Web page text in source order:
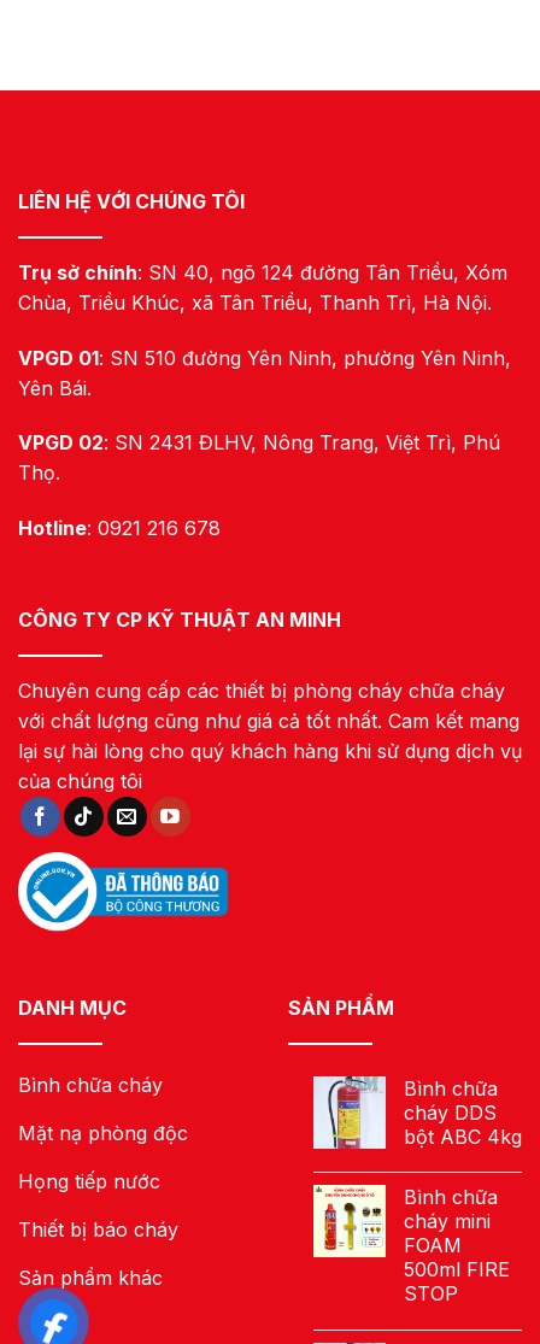
LIÊN HỆ VỚI CHÚNG TÔI
Trụ sở chính: SN 40, ngõ 124 đường Tân Triều, Xóm
Chùa, Triều Khúc, xã Tân Triều, Thanh Trì, Hà Nội.
VPGD 01: SN 510 đường Yên Ninh, phường Yên Ninh,
Yên Bái.
VPGD 02: SN 2431 ĐLHV, Nông Trang, Việt Trì, Phú
Thọ.
Hotline: 0921 216 678
CÔNG TY CP KỸ THUẬT AN MINH
Chuyên cung cấp các thiết bị phòng cháy chữa cháy
với chất lượng cũng như giá cả tốt nhất. Cam kết mang
lại sự hài lòng cho quý khách hàng khi sử dụng dịch vụ
của chúng tôi
DANH MỤC
Bình chữa cháy
Mặt nạ phòng độc
Họng tiếp nước
Thiết bị báo cháy
Sản phẩm khác
SẢN PHẨM
Bình chữa
cháy DDS
bột ABC 4kg
Bình chữa
cháy mini
FOAM
500ml FIRE
STOP